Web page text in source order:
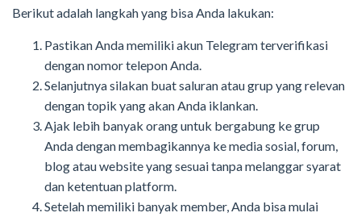
Berikut adalah langkah yang bisa Anda lakukan:
Pastikan Anda memiliki akun Telegram terverifikasi
dengan nomor telepon Anda.
Selanjutnya silakan buat saluran atau grup yang relevan
dengan topik yang akan Anda iklankan.
Ajak lebih banyak orang untuk bergabung ke grup
Anda dengan membagikannya ke media sosial, forum,
blog atau website yang sesuai tanpa melanggar syarat
dan ketentuan platform.
Setelah memiliki banyak member, Anda bisa mulai